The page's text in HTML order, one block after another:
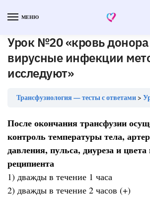
МЕНЮ
Урок №20 «кровь
вирусные инфекции
исследуют»
Трансфузиология — тесты с ответами Урок
После окончания трансфузии
контроль температуры тела,
давления, пульса, диуреза и
реципиента
1) дважды в течение 1 часа
2) дважды в течение 2 часов (+)